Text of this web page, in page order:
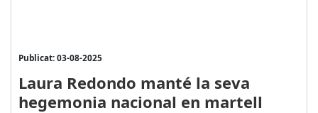
Publicat: 03-08-2025
Laura Redondo manté la seva
hegemonia nacional en martell